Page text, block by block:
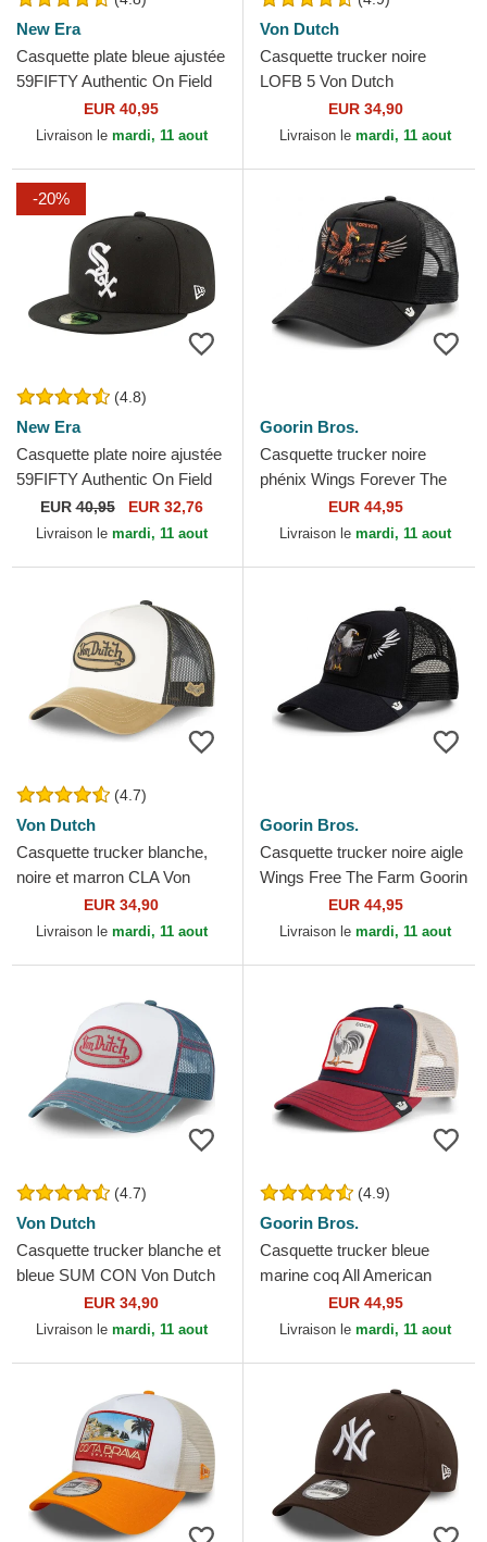
New Era
Casquette plate bleue ajustée
59FIFTY Authentic On Field
Game Los Angeles Dodgers
MLB New Era
EUR 40,95
Livraison le mardi, 11 aout
Von Dutch
Casquette trucker noire
LOFB 5 Von Dutch
EUR 34,90
Livraison le mardi, 11 aout
-20%
(4.8)
New Era
Casquette plate noire ajustée
59FIFTY Authentic On Field
Game Chicago White Sox
MLB New Era
EUR40,95 EUR 32,76
Livraison le mardi, 11 aout
Goorin Bros.
Casquette trucker noire
phénix Wings Forever The
Farm Goorin Bros.
EUR 44,95
Livraison le mardi, 11 aout
(4.7)
Von Dutch
Casquette trucker blanche,
noire et marron CLA Von
EUR 34,90
Livraison le mardi, 11 aout
Goorin Bros.
Casquette trucker noire aigle
Wings Free The Farm Goorin
EUR 44,95
Livraison le mardi, 11 aout
(4.7)
Von Dutch
Casquette trucker blanche et
bleue SUM CON Von Dutch
EUR 34,90
Livraison le mardi, 11 aout
(4.9)
Goorin Bros.
Casquette trucker bleue
marine coq All American
Rooster Goorin Bros.
EUR 44,95
Livraison le mardi, 11 aout